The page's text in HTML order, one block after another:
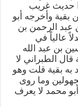
الأفكار 3/223: هذا حديث غريب
بقية وأخرجه أبو
عبد الرحمن بن
عالياً في
بن عبد الله
الطبراني لا
به بقية قلت وهو
وما روى
محمد لا يعرف